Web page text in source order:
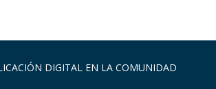
DIGITAL EN LA COMUNIDAD